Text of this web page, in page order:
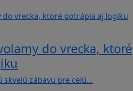
do vrecka, ktoré
zábavu pre celú…